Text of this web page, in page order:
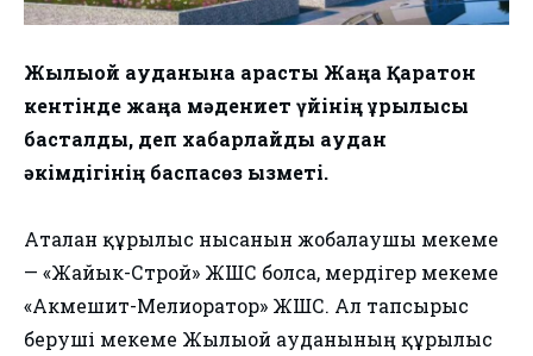
Жылыой ауданына қарасты Жаңа Қаратон
кентінде жаңа мәдениет үйінің құрылысы
басталды, деп хабарлайды аудан
әкімдігінің баспасөз қызметі.
Аталған құрылыс нысанын жобалаушы мекеме
— «Жайык-Строй» ЖШС болса, мердігер мекеме
«Акмешит-Мелиоратор» ЖШС. Ал тапсырыс
беруші мекеме Жылыой ауданының құрылыс